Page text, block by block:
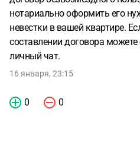
нотариально оформить его
невестки в вашей квартире.
составлении договора
личный чат.
16 января, 23:15
0 0